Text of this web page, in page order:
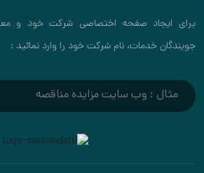
صفحه اختصاصی شرکت خود و معرفی به
نام شرکت خود را وارد نمائید :